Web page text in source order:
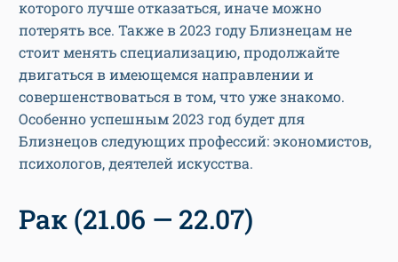
которого лучше отказаться, иначе можно
потерять все. Также в 2023 году Близнецам не
стоит менять специализацию, продолжайте
двигаться в имеющемся направлении и
совершенствоваться в том, что уже знакомо.
Особенно успешным 2023 год будет для
Близнецов следующих профессий: экономистов,
психологов, деятелей искусства.
Рак (21.06 — 22.07)